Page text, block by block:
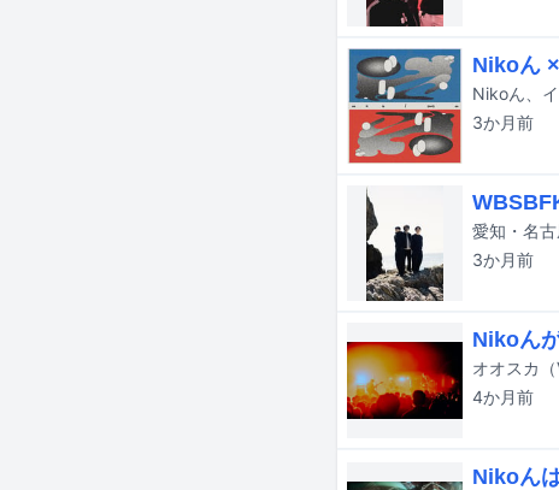
Nikoん
3か月前
愛知・名
3か月前
Nikoん
4か月前
Nikoん